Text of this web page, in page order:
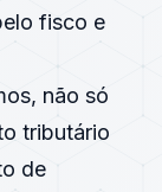
fisco e
não só
tributário
de